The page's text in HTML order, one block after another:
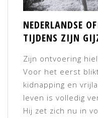
NEDERLAND­SE
TIJDENS ZIJN
Zijn ontvoering
Voor het eerst
kidnapping en
leven is volledig
Hij zet zich nu in